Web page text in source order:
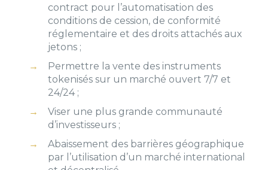
contract pour l’automatisation des
conditions de cession, de conformité
réglementaire et des droits attachés aux
jetons ;
Permettre la vente des instruments
tokenisés sur un marché ouvert 7/7 et
24/24 ;
Viser une plus grande communauté
d’investisseurs ;
Abaissement des barrières géographique
par l’utilisation d’un marché international